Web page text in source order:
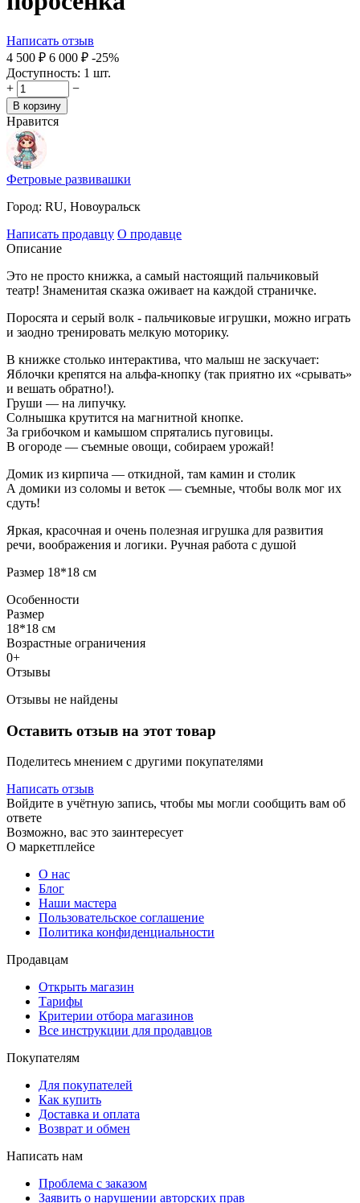
Написать отзыв
4 500 ₽ 6 000 ₽ -25%
Доступность: 1 шт.
+
−
В корзину
Нравится
Фетровые развивашки
Город: RU, Новоуральск
Написать продавцу О продавце
Описание
Это не просто книжка, а самый настоящий пальчиковый
театр! Знаменитая сказка оживает на каждой страничке.
Поросята и серый волк - пальчиковые игрушки, можно играть
и заодно тренировать мелкую моторику.
В книжке столько интерактива, что малыш не заскучает:
Яблочки крепятся на альфа-кнопку (так приятно их «срывать»
и вешать обратно!).
Груши — на липучку.
Солнышка крутится на магнитной кнопке.
За грибочком и камышом спрятались пуговицы.
В огороде — съемные овощи, собираем урожай!
Домик из кирпича — откидной, там камин и столик
А домики из соломы и веток — съемные, чтобы волк мог их
сдуть!
Яркая, красочная и очень полезная игрушка для развития
речи, воображения и логики. Ручная работа с душой
Размер 18*18 см
Особенности
Размер
18*18 см
Возрастные ограничения
0+
Отзывы
Отзывы не найдены
Оставить отзыв на этот товар
Поделитесь мнением с другими покупателями
Написать отзыв
Войдите в учётную запись, чтобы мы могли сообщить вам об
ответе
Возможно, вас это заинтересует
О маркетплейсе
О нас
Блог
Наши мастера
Пользовательское соглашение
Политика конфиденциальности
Продавцам
Открыть магазин
Тарифы
Критерии отбора магазинов
Все инструкции для продавцов
Покупателям
Для покупателей
Как купить
Доставка и оплата
Возврат и обмен
Написать нам
Проблема с заказом
Заявить о нарушении авторских прав